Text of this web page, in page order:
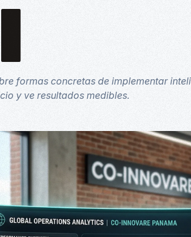
formas concretas de implementar
y ve resultados medibles.